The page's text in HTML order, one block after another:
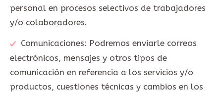
personal en procesos selectivos de trabajadores
y/o colaboradores.
Comunicaciones: Podremos enviarle correos
electrónicos, mensajes y otros tipos de
comunicación en referencia a los servicios y/o
productos, cuestiones técnicas y cambios en los